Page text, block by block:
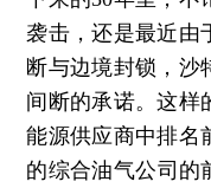
袭击，还是最近由
断与边境封锁，沙
间断的承诺。这样
能源供应商中排名
的综合油气公司的